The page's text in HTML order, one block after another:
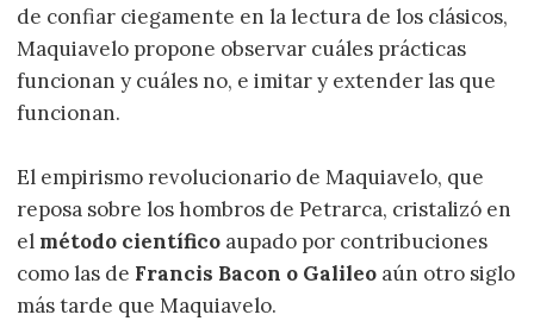
de confiar ciegamente en la lectura de los clásicos,
Maquiavelo propone observar cuáles prácticas
funcionan y cuáles no, e imitar y extender las que
funcionan.
El empirismo revolucionario de Maquiavelo, que
reposa sobre los hombros de Petrarca, cristalizó en
el método científico aupado por contribuciones
como las de Francis Bacon o Galileo aún otro siglo
más tarde que Maquiavelo.